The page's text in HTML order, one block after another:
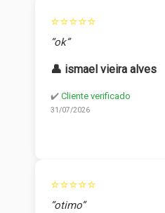
⭐⭐⭐⭐⭐
“ok”
👤 ismael vieira alves
✔️ Cliente verificado
31/07/2026
⭐⭐⭐⭐⭐
“otimo”